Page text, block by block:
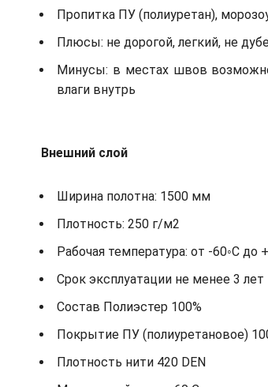
Пропитка ПУ (полиуретан),
Плюсы: не дорогой, легкий, не
Минусы: в местах швов
влаги внутрь
Внешний слой
Ширина полотна: 1500 мм
Плотность: 250 г/м2
Рабочая температура: от -60◦С до
Срок эксплуатации не менее 3 лет
Состав Полиэстер 100%
Покрытие ПУ (полиуретановое)
Плотность нити 420 DEN